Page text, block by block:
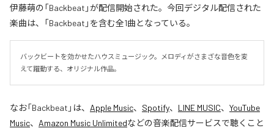
伊藤萌の「Backbeat」が配信開始された。今回デジタル配信された
楽曲は、「Backbeat」を含む全1曲となっている。
バックビートを効かせたハウスミュージック。メロディがさまざな音色を変
えて躍動する、オリジナル作品。
なお「Backbeat 」は、 Apple Music、 Spotify、 LINE MUSIC、 YouTube
Music、 Amazon Music Unlimitedなどの音楽配信サービスで聴くこと